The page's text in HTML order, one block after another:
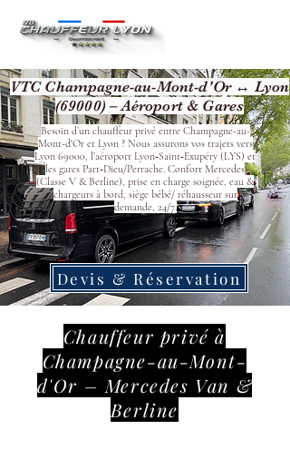
VTC Champagne-au-Mont-d'Or ↔ Lyon
(69000) – Aéroport & Gares
Besoin d’un chauffeur privé entre Champagne-au-
Mont-d'Or et Lyon ? Nous assurons vos trajets vers
Lyon 69000, l’aéroport Lyon‑Saint‑Exupéry (LYS) et
les gares Part‑Dieu/Perrache. Confort Mercedes
(Classe V & Berline), prise en charge soignée, eau &
chargeurs à bord, siège bébé/ réhausseur sur
demande, 24/7.
Devis & Réservation
Chauffeur privé à
Champagne-au-Mont-
d'Or – Mercedes Van &
Berline